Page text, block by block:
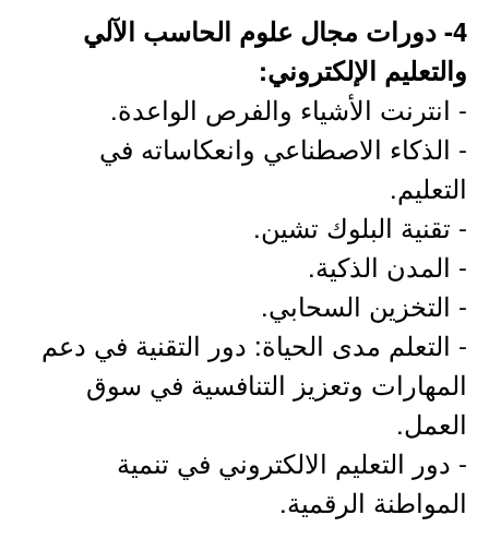
4- دورات مجال علوم الحاسب الآلي
والتعليم الإلكتروني:
- انترنت الأشياء والفرص الواعدة.
- الذكاء الاصطناعي وانعكاساته في
التعليم.
- تقنية البلوك تشين.
- المدن الذكية.
- التخزين السحابي.
- التعلم مدى الحياة: دور التقنية في دعم
المهارات وتعزيز التنافسية في سوق
العمل.
- دور التعليم الالكتروني في تنمية
المواطنة الرقمية.